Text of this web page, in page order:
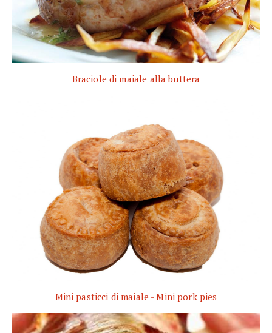
Braciole di maiale alla buttera
Mini pasticci di maiale - Mini pork pies